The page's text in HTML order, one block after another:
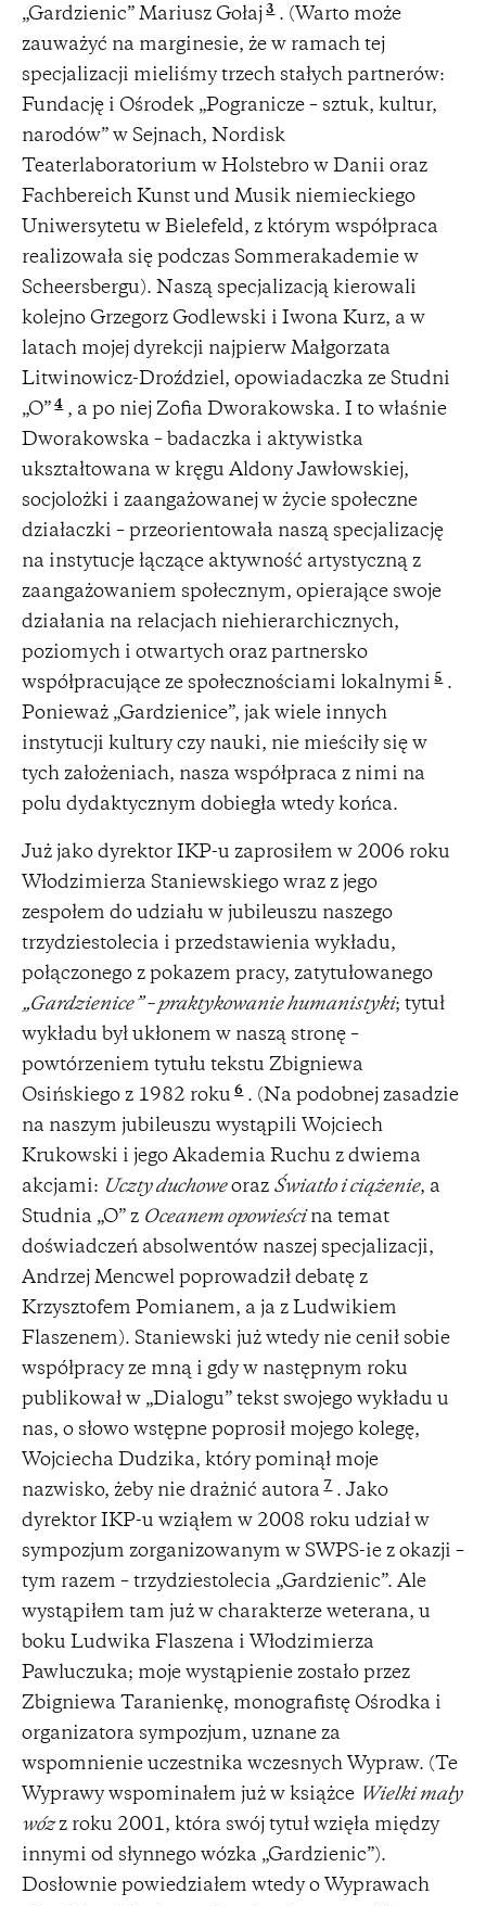
„Gardzienic” Mariusz Gołaj 3 . (Warto może
zauważyć na marginesie, że w ramach tej
specjalizacji mieliśmy trzech stałych partnerów:
Fundację i Ośrodek „Pogranicze – sztuk, kultur,
narodów” w Sejnach, Nordisk
Teaterlaboratorium w Holstebro w Danii oraz
Fachbereich Kunst und Musik niemieckiego
Uniwersytetu w Bielefeld, z którym współpraca
realizowała się podczas Sommerakademie w
Scheersbergu). Naszą specjalizacją kierowali
kolejno Grzegorz Godlewski i Iwona Kurz, a w
latach mojej dyrekcji najpierw Małgorzata
Litwinowicz-Droździel, opowiadaczka ze Studni
„O” 4 , a po niej Zofia Dworakowska. I to właśnie
Dworakowska – badaczka i aktywistka
ukształtowana w kręgu Aldony Jawłowskiej,
socjolożki i zaangażowanej w życie społeczne
działaczki – przeorientowała naszą specjalizację
na instytucje łączące aktywność artystyczną z
zaangażowaniem społecznym, opierające swoje
działania na relacjach niehierarchicznych,
poziomych i otwartych oraz partnersko
współpracujące ze społecznościami lokalnymi 5 .
Ponieważ „Gardzienice”, jak wiele innych
instytucji kultury czy nauki, nie mieściły się w
tych założeniach, nasza współpraca z nimi na
polu dydaktycznym dobiegła wtedy końca.
Już jako dyrektor IKP-u zaprosiłem w 2006 roku
Włodzimierza Staniewskiego wraz z jego
zespołem do udziału w jubileuszu naszego
trzydziestolecia i przedstawienia wykładu,
połączonego z pokazem pracy, zatytułowanego
„Gardzienice” – praktykowanie humanistyki; tytuł
wykładu był ukłonem w naszą stronę –
powtórzeniem tytułu tekstu Zbigniewa
Osińskiego z 1982 roku 6 . (Na podobnej zasadzie
na naszym jubileuszu wystąpili Wojciech
Krukowski i jego Akademia Ruchu z dwiema
akcjami: Uczty duchoweoraz Światło i ciążenie, a
Studnia „O” z Oceanem opowieści na temat
doświadczeń absolwentów naszej specjalizacji,
Andrzej Mencwel poprowadził debatę z
Krzysztofem Pomianem, a ja z Ludwikiem
Flaszenem). Staniewski już wtedy nie cenił sobie
współpracy ze mną i gdy w następnym roku
publikował w „Dialogu” tekst swojego wykładu u
nas, o słowo wstępne poprosił mojego kolegę,
Wojciecha Dudzika, który pominął moje
nazwisko, żeby nie drażnić autora 7 . Jako
dyrektor IKP-u wziąłem w 2008 roku udział w
sympozjum zorganizowanym w SWPS-ie z okazji –
tym razem – trzydziestolecia „Gardzienic”. Ale
wystąpiłem tam już w charakterze weterana, u
boku Ludwika Flaszena i Włodzimierza
Pawluczuka; moje wystąpienie zostało przez
Zbigniewa Taranienkę, monografistę Ośrodka i
organizatora sympozjum, uznane za
wspomnienie uczestnika wczesnych Wypraw. (Te
Wyprawy wspominałem już w książce Wielki mały
wózz roku 2001, która swój tytuł wzięła między
innymi od słynnego wózka „Gardzienic”).
Dosłownie powiedziałem wtedy o Wyprawach